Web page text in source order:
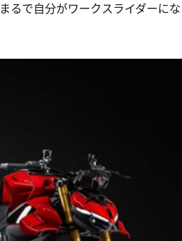
るで自分がワークスライダーにな